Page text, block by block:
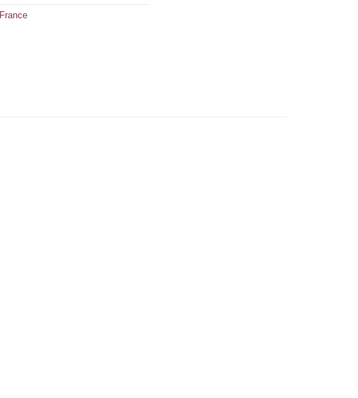
France